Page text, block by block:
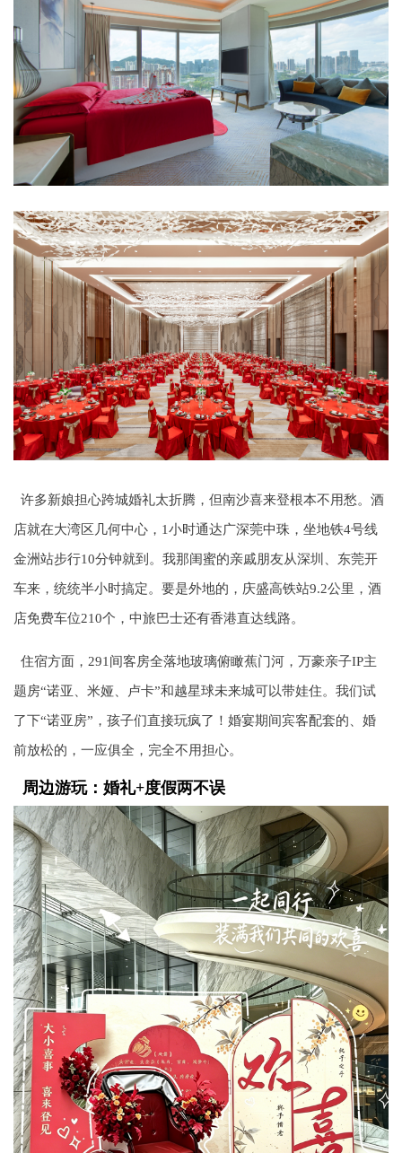
许多新娘担心跨城婚礼太折腾，但南沙喜来登根本不用愁。酒
店就在大湾区几何中心，1小时通达广深莞中珠，坐地铁4号线
金洲站步行10分钟就到。我那闺蜜的亲戚朋友从深圳、东莞开
车来，统统半小时搞定。要是外地的，庆盛高铁站9.2公里，酒
店免费车位210个，中旅巴士还有香港直达线路。
住宿方面，291间客房全落地玻璃俯瞰蕉门河，万豪亲子IP主
题房“诺亚、米娅、卢卡”和越星球未来城可以带娃住。我们试
了下“诺亚房”，孩子们直接玩疯了！婚宴期间宾客配套的、婚
前放松的，一应俱全，完全不用担心。
周边游玩：婚礼+度假两不误